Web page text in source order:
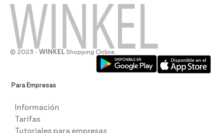
© 2023 - WINKEL Shopping Online
Para Empresas
Información
Tarifas
Tutoriales para empresas